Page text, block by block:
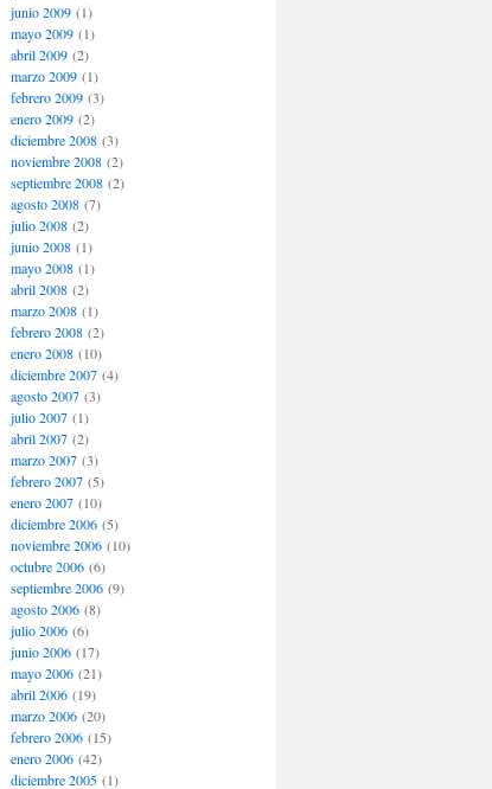
junio 2009(1)
mayo 2009(1)
abril 2009(2)
marzo 2009(1)
febrero 2009(3)
enero 2009(2)
diciembre 2008(3)
noviembre 2008(2)
septiembre 2008(2)
agosto 2008(7)
julio 2008(2)
junio 2008(1)
mayo 2008(1)
abril 2008(2)
marzo 2008(1)
febrero 2008(2)
enero 2008(10)
diciembre 2007(4)
agosto 2007(3)
julio 2007(1)
abril 2007(2)
marzo 2007(3)
febrero 2007(5)
enero 2007(10)
diciembre 2006(5)
noviembre 2006(10)
octubre 2006(6)
septiembre 2006(9)
agosto 2006(8)
julio 2006(6)
junio 2006(17)
mayo 2006(21)
abril 2006(19)
marzo 2006(20)
febrero 2006(15)
enero 2006(42)
diciembre 2005(1)